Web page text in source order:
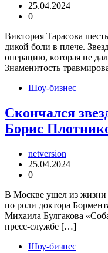
25.04.2024
0
Виктория Тарасова
дикой боли в плече.
операцию, которая не
Знаменитость
Шоу-бизнес
Скончался
Борис
netversion
25.04.2024
0
В Москве ушел из жизни
по роли доктора
Михаила Булгакова
пресс-службе […]
Шоу-бизнес